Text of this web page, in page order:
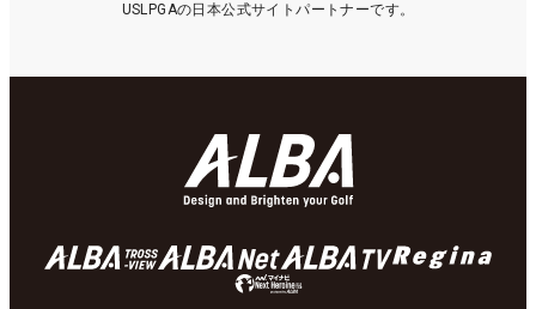
USLPGAの日本公式サイトパートナーです。